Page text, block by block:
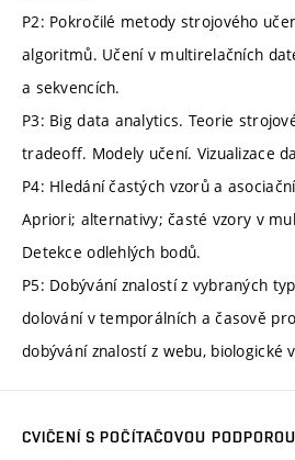
P2: Pokročilé metody strojového
algoritmů. Učení v multirelačních
a sekvencích.
P3: Big data analytics. Teorie
tradeoff. Modely učení. Vizualizace
P4: Hledání častých vzorů a
Apriori; alternativy; časté vzory v
Detekce odlehlých bodů.
P5: Dobývání znalostí z vybraných
dolování v temporálních a časově
dobývání znalostí z webu, biologické
CVIČENÍ S POČÍTAČOVOU PODPOROU